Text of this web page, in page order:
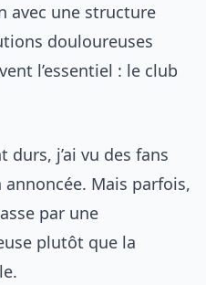
avec une structure
douloureuses
l’essentiel : le club
durs, j’ai vu des fans
Mais parfois,
par une
plutôt que la